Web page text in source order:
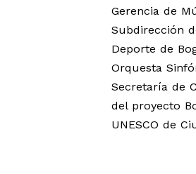
Gerencia de
Subdirección
Deporte de
Orquesta
Secretaría de
del proyecto
UNESCO de